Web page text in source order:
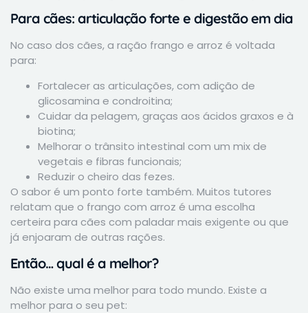
Para cães: articulação forte e digestão em dia
No caso dos cães, a ração frango e arroz é voltada
para:
Fortalecer as articulações, com adição de
glicosamina e condroitina;
Cuidar da pelagem, graças aos ácidos graxos e à
biotina;
Melhorar o trânsito intestinal com um mix de
vegetais e fibras funcionais;
Reduzir o cheiro das fezes.
O sabor é um ponto forte também. Muitos tutores
relatam que o frango com arroz é uma escolha
certeira para cães com paladar mais exigente ou que
já enjoaram de outras rações.
Então… qual é a melhor?
Não existe uma melhor para todo mundo. Existe a
melhor para o seu pet: